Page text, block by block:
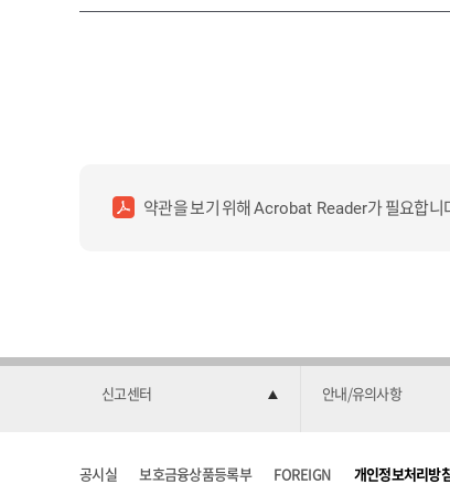
약관을 보기 위해Acrobat Reader가 필요합니
신고센터 안내/유의사항
공시실 보호금융상품등록부 FOREIGN 개인정보처리방